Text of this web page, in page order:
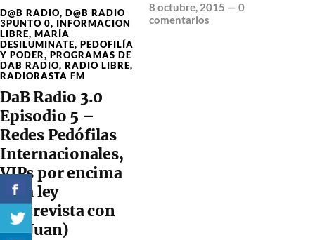
D@B RADIO, D@B RADIO
3PUNTO 0, INFORMACION
LIBRE, MARÍA
DESILUMINATE, PEDOFILÍA
Y PODER, PROGRAMAS DE
DAB RADIO, RADIO LIBRE,
RADIORASTA FM
DaB Radio 3.0
Episodio 5 –
Redes Pedófilas
Internacionales,
VIPs por encima
de la ley
(Entrevista con
CSI Juan)
8 octubre, 2015 — 0
comentarios